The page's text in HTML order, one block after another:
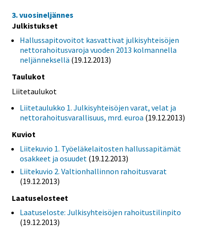
3. vuosineljännes
Julkistukset
Hallussapitovoitot kasvattivat julkisyhteisöjen
nettorahoitusvaroja vuoden 2013 kolmannella
neljänneksellä (19.12.2013)
Taulukot
Liitetaulukot
Liitetaulukko 1. Julkisyhteisöjen varat, velat ja
nettorahoitusvarallisuus, mrd. euroa (19.12.2013)
Kuviot
Liitekuvio 1. Työeläkelaitosten hallussapitämät
osakkeet ja osuudet (19.12.2013)
Liitekuvio 2. Valtionhallinnon rahoitusvarat
(19.12.2013)
Laatuselosteet
Laatuseloste: Julkisyhteisöjen rahoitustilinpito
(19.12.2013)